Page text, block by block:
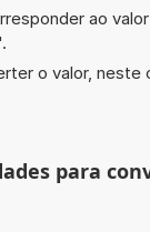
ao
'.
o valor, neste
para